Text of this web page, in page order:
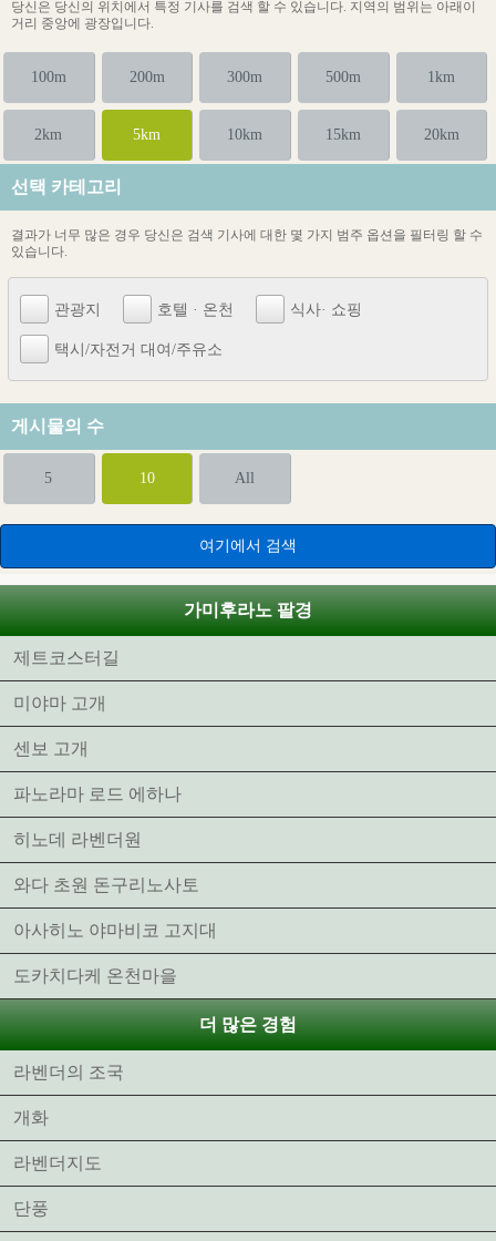
당신은 당신의 위치에서 특정 기사를 검색 할 수 있습니다. 지역의 범위는 아래이
거리 중앙에 광장입니다.
100m 200m 300m 500m 1km
2km 5km 10km 15km 20km
선택 카테고리
결과가 너무 많은 경우 당신은 검색 기사에 대한 몇 가지 범주 옵션을 필터링 할 수
있습니다.
관광지 호텔 · 온천 식사· 쇼핑
택시/자전거 대여/주유소
게시물의 수
5 10 All
가미후라노 팔경
제트코스터길
미야마 고개
센보 고개
파노라마 로드 에하나
히노데 라벤더원
와다 초원 돈구리노사토
아사히노 야마비코 고지대
도카치다케 온천마을
더 많은 경험
라벤더의 조국
개화
라벤더지도
단풍